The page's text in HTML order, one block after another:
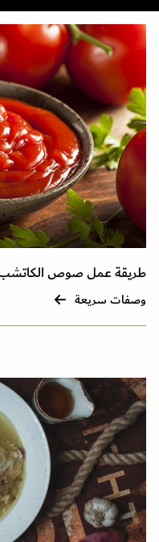
طريقة عمل صوص الكاتشب
وصفات سريعة